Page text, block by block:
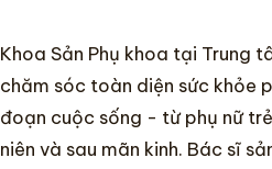
Chuyên khoa
Hướng dẫn
Khoa Sản Phụ khoa tại Trung
chăm sóc toàn diện sức khỏe
đoạn cuộc sống - từ phụ nữ
niên và sau mãn kinh. Bác sĩ